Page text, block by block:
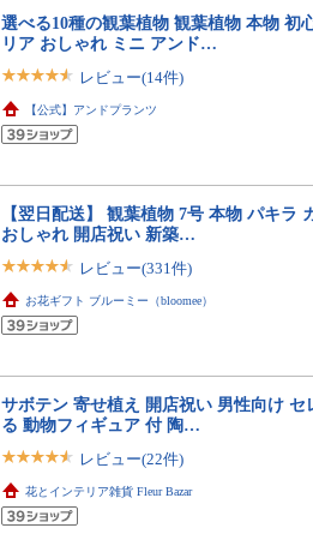
選べる10種の観葉植物 観葉植物 本物 初
リア おしゃれ ミニ アンド…
レビュー(14件)
【公式】アンドプランツ
【翌日配送】 観葉植物 7号 本物 パキ
おしゃれ 開店祝い 新築…
レビュー(331件)
お花ギフト ブルーミー（bloomee）
サボテン 寄せ植え 開店祝い 男性向け
る 動物フィギュア 付 陶…
レビュー(22件)
花とインテリア雑貨 Fleur Bazar